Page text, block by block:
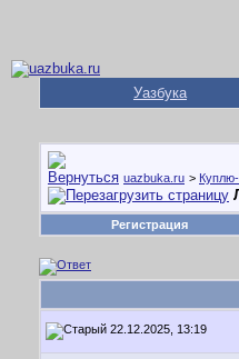
Уазбука
uazbuka.ru >
Регистрация
22.12.2025, 13:19